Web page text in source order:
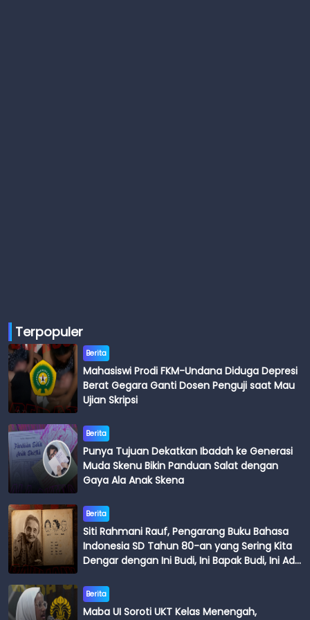
Terpopuler
Berita
Mahasiswi Prodi FKM-Undana Diduga Depresi
Berat Gegara Ganti Dosen Penguji saat Mau
Ujian Skripsi
Berita
Punya Tujuan Dekatkan Ibadah ke Generasi
Muda Skenu Bikin Panduan Salat dengan
Gaya Ala Anak Skena
Berita
Siti Rahmani Rauf, Pengarang Buku Bahasa
Indonesia SD Tahun 80-an yang Sering Kita
Dengar dengan Ini Budi, Ini Bapak Budi, Ini Adik
Berita
Maba UI Soroti UKT Kelas Menengah,